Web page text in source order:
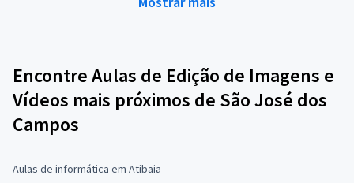
Encontre Aulas de Edição de Imagens e
Vídeos mais próximos de São José dos
Campos
Aulas de informática em Atibaia